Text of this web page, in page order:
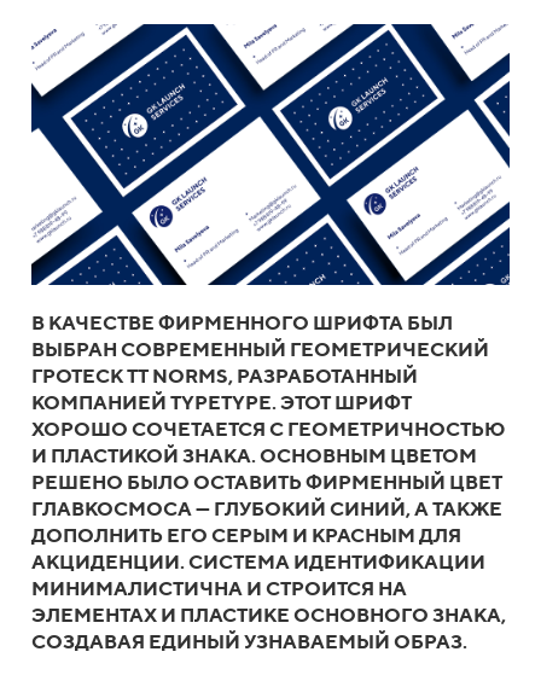
В КАЧЕСТВЕ ФИРМЕННОГО ШРИФТА БЫЛ
ВЫБРАН СОВРЕМЕННЫЙ ГЕОМЕТРИЧЕСКИЙ
ГРОТЕСК TT NORMS, РАЗРАБОТАННЫЙ
КОМПАНИЕЙ TYPETYPE. ЭТОТ ШРИФТ
ХОРОШО СОЧЕТАЕТСЯ С ГЕОМЕТРИЧНОСТЬЮ
И ПЛАСТИКОЙ ЗНАКА. ОСНОВНЫМ ЦВЕТОМ
РЕШЕНО БЫЛО ОСТАВИТЬ ФИРМЕННЫЙ ЦВЕТ
ГЛАВКОСМОСА — ГЛУБОКИЙ СИНИЙ, А ТАКЖЕ
ДОПОЛНИТЬ ЕГО СЕРЫМ И КРАСНЫМ ДЛЯ
АКЦИДЕНЦИИ. СИСТЕМА ИДЕНТИФИКАЦИИ
МИНИМАЛИСТИЧНА И СТРОИТСЯ НА
ЭЛЕМЕНТАХ И ПЛАСТИКЕ ОСНОВНОГО ЗНАКА,
СОЗДАВАЯ ЕДИНЫЙ УЗНАВАЕМЫЙ ОБРАЗ.